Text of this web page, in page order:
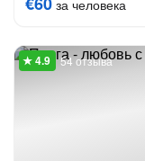
за человека
54 отзыва